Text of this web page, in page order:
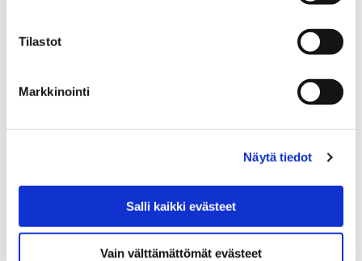
Tilastot
Markkinointi
Näytä tiedot
Salli kaikki evästeet
Vain välttämättömät evästeet
KAUPUNGINVALTUUSTO PORI ENERGIA